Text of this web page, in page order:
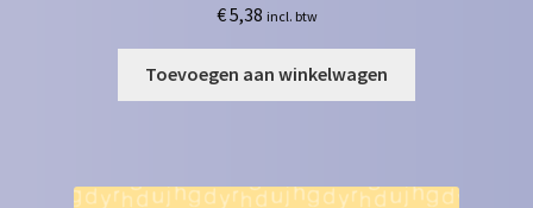
€5,38 incl. btw
Toevoegen aan winkelwagen